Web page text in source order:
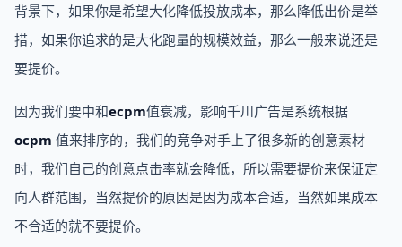
背景下，如果你是希望大化降低投放成本，那么降低出价是举
措，如果你追求的是大化跑量的规模效益，那么一般来说还是
要提价。
因为我们要中和ecpm值衰减，影响千川广告是系统根据
ocpm 值来排序的，我们的竞争对手上了很多新的创意素材
时，我们自己的创意点击率就会降低，所以需要提价来保证定
向人群范围，当然提价的原因是因为成本合适，当然如果成本
不合适的就不要提价。